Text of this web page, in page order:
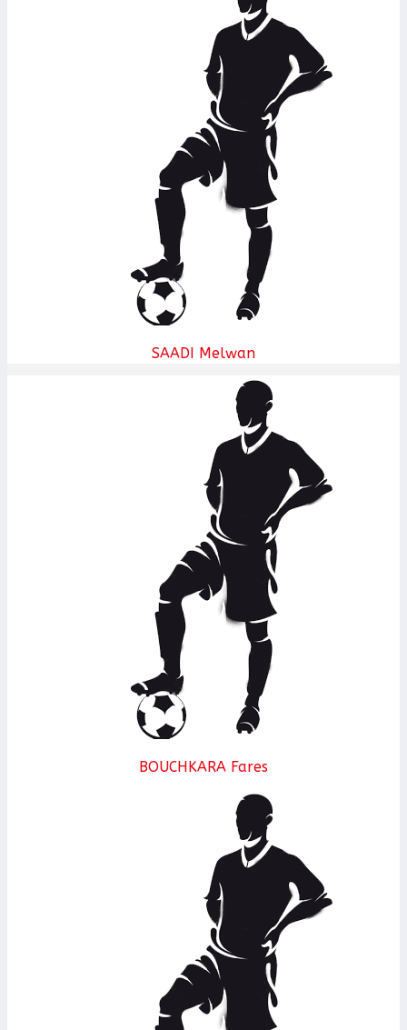
SAADI Melwan
BOUCHKARA Fares